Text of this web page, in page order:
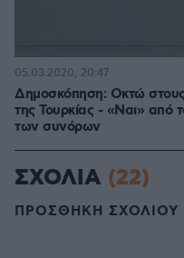
Δημοσκόπηση: Οκτώ
της Τουρκίας - «Ναι» από
των συνόρων
05.03.2020, 20:47
ΣΧΟΛΙΑ (22)
ΠΡΟΣΘΗΚΗ ΣΧΟΛΙΟΥ